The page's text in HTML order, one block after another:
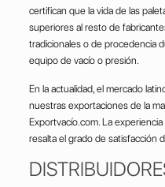
certifican que la vida de las
superiores al resto de
tradicionales o de procedencia
equipo de vacío o presión.
En la actualidad, el mercado
nuestras exportaciones de la
Exportvacío.com. La
resalta el grado de satisfacción